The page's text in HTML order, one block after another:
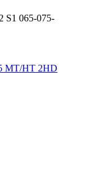
S1 065-075-